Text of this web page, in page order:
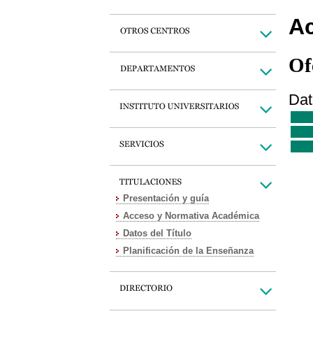
Presentación y guía
Acceso y Normativa Académica
Datos del Título
Planificación de la Enseñanza